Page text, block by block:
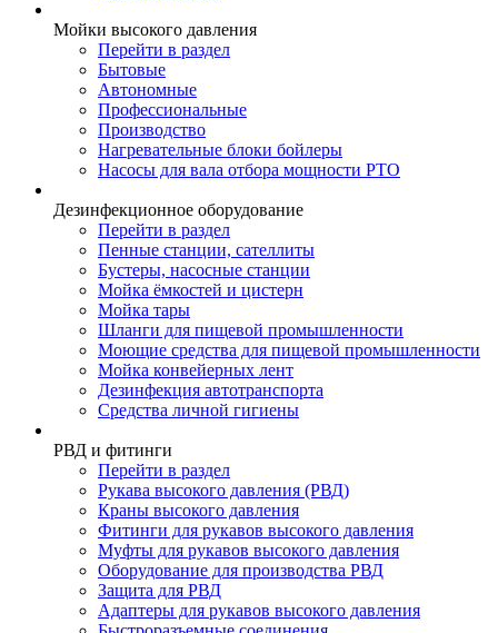
Мойки высокого давления
Перейти в раздел
Бытовые
Автономные
Профессиональные
Производство
Нагревательные блоки бойлеры
Насосы для вала отбора мощности PTO
Дезинфекционное оборудование
Перейти в раздел
Пенные станции, сателлиты
Бустеры, насосные станции
Мойка ёмкостей и цистерн
Мойка тары
Шланги для пищевой промышленности
Моющие средства для пищевой промышленности
Мойка конвейерных лент
Дезинфекция автотранспорта
Средства личной гигиены
РВД и фитинги
Перейти в раздел
Рукава высокого давления (РВД)
Краны высокого давления
Фитинги для рукавов высокого давления
Муфты для рукавов высокого давления
Оборудование для производства РВД
Защита для РВД
Адаптеры для рукавов высокого давления